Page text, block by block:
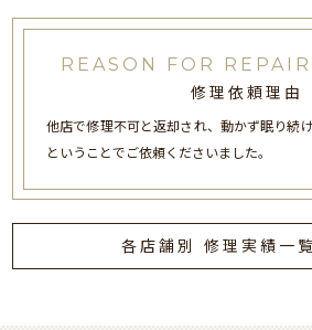
REASON FOR
修理依頼理由
他店で修理不可と返却され、動かず眠り続
ということでご依頼くださいました。
各店舗別 修理実績一